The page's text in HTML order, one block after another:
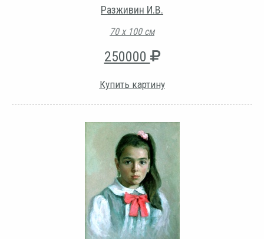
Разживин И.В.
70 х 100 см
250000
Купить картину